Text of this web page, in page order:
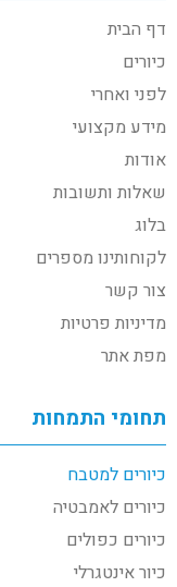
דף הבית
כיורים
לפני ואחרי
מידע מקצועי
אודות
שאלות ותשובות
בלוג
לקוחותינו מספרים
צור קשר
מדיניות פרטיות
מפת אתר
תחומי התמחות
כיורים למטבח
כיורים לאמבטיה
כיורים כפולים
כיור אינטגרלי